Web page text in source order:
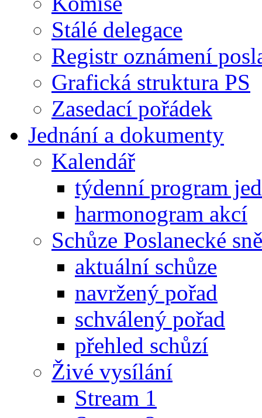
Stálé delegace
Registr oznámení
Grafická struktura PS
Zasedací pořádek
Jednání a dokumenty
Kalendář
týdenní program
harmonogram akcí
Schůze Poslanecké
aktuální schůze
navržený pořad
schválený pořad
přehled schůzí
Živé vysílání
Stream 1